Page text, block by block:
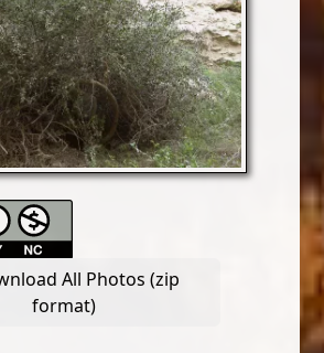
All Photos (zip
format)